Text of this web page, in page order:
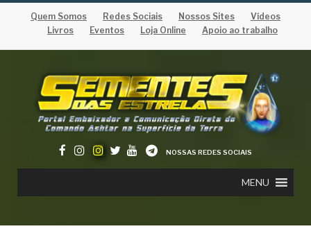
Quem Somos Redes Sociais Nossos Sites
Vídeos
Livros
Eventos Loja Online Apoio ao trabalho
NOSSAS REDES SOCIAIS
MENU